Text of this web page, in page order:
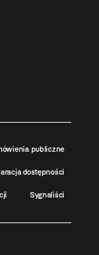
publiczne
dostępności
Sygnaliści